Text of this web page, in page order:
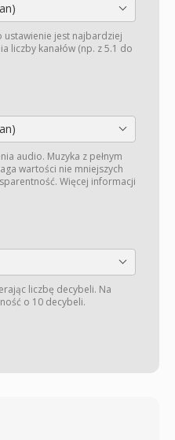
ustawienie jest najbardziej
liczby kanałów (np. z 5.1 do
audio. Muzyka z pełnym
wartości nie mniejszych
Więcej informacji
liczbę decybeli. Na
o 10 decybeli.